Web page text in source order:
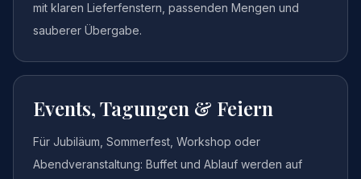
mit klaren Lieferfenstern, passenden Mengen und
sauberer Übergabe.
Events, Tagungen & Feiern
Für Jubiläum, Sommerfest, Workshop oder
Abendveranstaltung: Buffet und Ablauf werden auf